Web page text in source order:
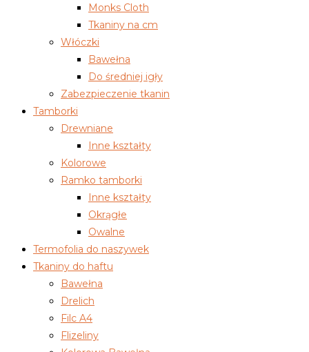
Monks Cloth
Tkaniny na cm
Włóczki
Bawełna
Do średniej igły
Zabezpieczenie tkanin
Tamborki
Drewniane
Inne kształty
Kolorowe
Ramko tamborki
Inne kształty
Okrągłe
Owalne
Termofolia do naszywek
Tkaniny do haftu
Bawełna
Drelich
Filc A4
Flizeliny